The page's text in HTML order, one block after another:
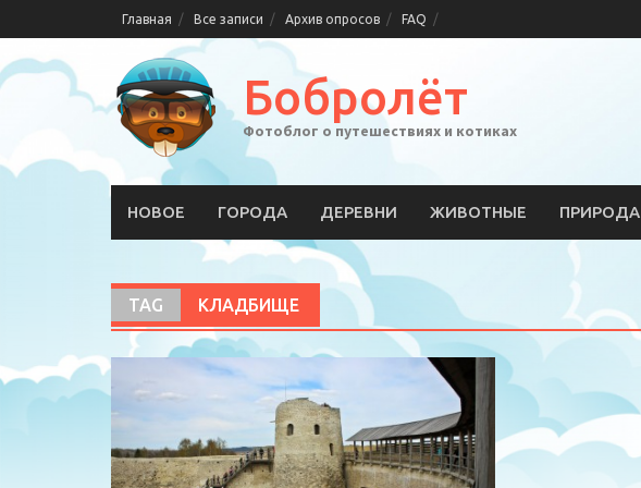
to
content
Главная Все записи Архив опросов FAQ
Бобролёт
Фотоблог о путешествиях и котиках
НОВОЕ ГОРОДА ДЕРЕВНИ ЖИВОТНЫЕ ПРИРОДА
TAG КЛАДБИЩЕ